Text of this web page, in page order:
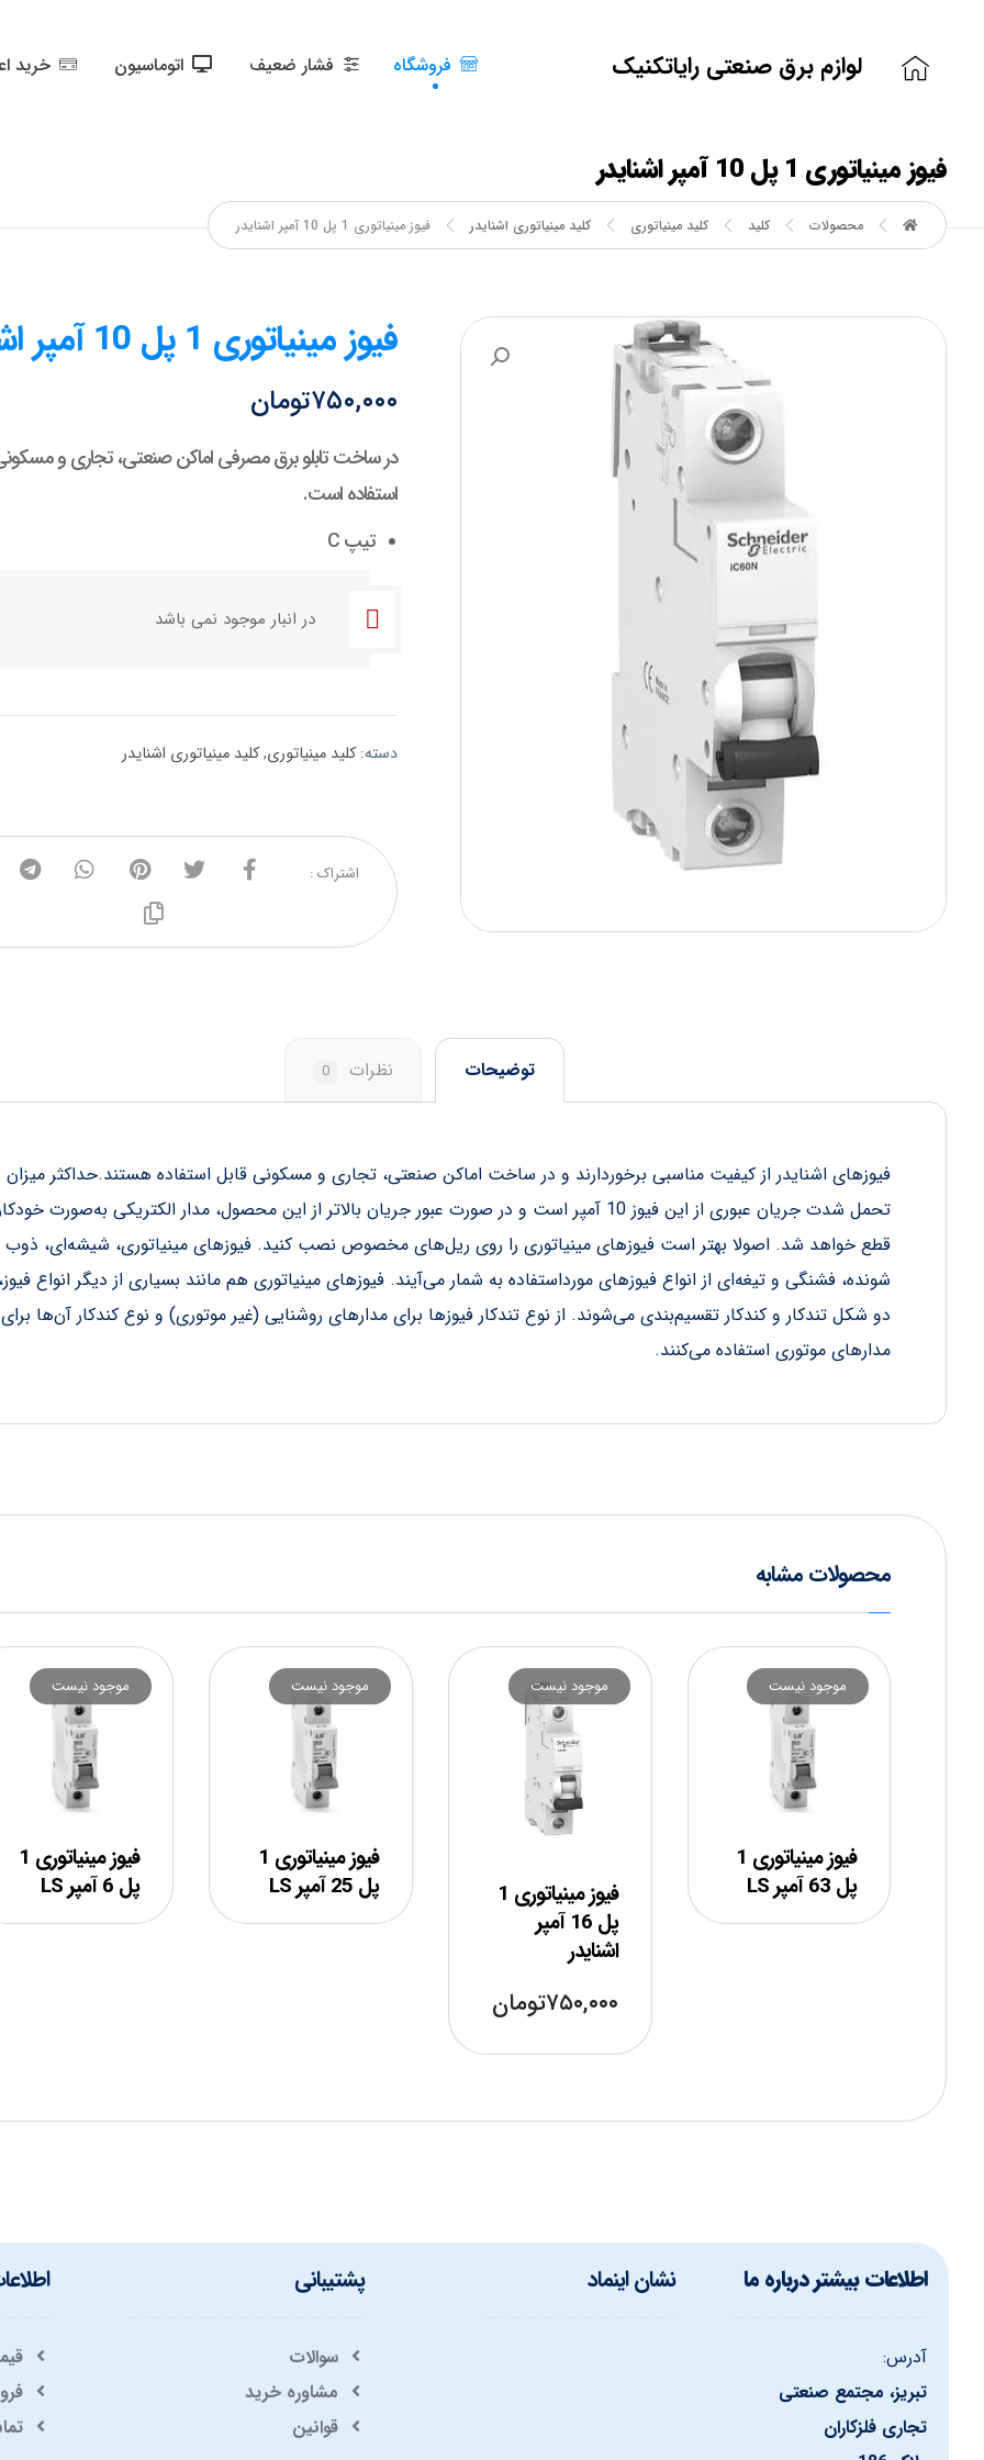
لوازم برق صنعتی رایاتکنیک فروشگاه فشار ضعیف اتوماسیون خرید
فیوز مینیاتوری 1 پل 10 آمپر اشنایدر
محصولات کلید کلید مینیاتوری کلید مینیاتوری اشنایدر فیوز مینیاتوری 1 پل 10 آمپر اشنایدر
فیوز مینیاتوری 1 پل 10 آمپر اشنایدر
۷۵۰,۰۰۰تومان
در ساخت تابلو برق مصرفی اماکن صنعتی، تجاری و
استفاده است.
تیپ C
در انبار موجود نمی باشد
دسته:کلید مینیاتوری,کلید مینیاتوری اشنایدر
توضیحات نظرات 0
فیوزهای اشنایدر از کیفیت مناسبی برخوردارند و در ساخت اماکن صنعتی، تجاری و مسکونی قابل‌ استفاده هستند.حداکثر میزان
تحمل شدت‌ جریان عبوری از این فیوز 10 آمپر است و در صورت عبور جریان بالاتر از این محصول، مدار الکتریکی به‌صورت
قطع خواهد شد. اصولا بهتر است فیوزهای مینیاتوری را روی ریل‌های مخصوص نصب کنید. فیوزهای مینیاتوری، شیشه‌ای، ذوب
شونده، فشنگی و تیغه‌ای از انواع فیوزهای مورداستفاده به شمار می‌آیند. فیوزهای مینیاتوری هم مانند بسیاری از دیگر انواع
دو شکل تندکار و کندکار تقسیم‌بندی می‌شوند. از نوع تندکار فیوزها برای مدارهای روشنایی (غیر موتوری) و نوع کندکار آن‌ها برای
مدارهای موتوری استفاده می‌کنند.
محصولات مشابه
فیوز مینیاتوری 1
پل 63 آمپر LS
موجود نیست
فیوز مینیاتوری 1
پل 16 آمپر
اشنایدر
۷۵۰,۰۰۰تومان
موجود نیست
فیوز مینیاتوری 1
پل 25 آمپر LS
موجود نیست
فیوز مینیاتوری 1
پل 6 آمپر LS
موجود نیست
اطلاعات بیشتر درباره ما
آدرس:
تبریز، مجتمع صنعتی
تجاری فلزکاران
نشان اینماد پشتیبانی
سوالات
مشاوره خرید
قوانین